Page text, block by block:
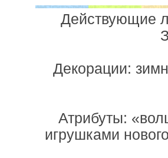
Действующие
Декорации:
Атрибуты:
игрушками